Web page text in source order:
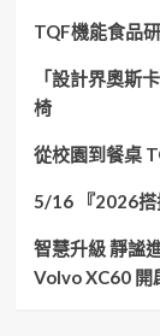
TQF機能食品
「設計界奧斯
椅
從校園到餐桌
5/16 『2026搭
智慧升級 靜謐
Volvo XC60 開